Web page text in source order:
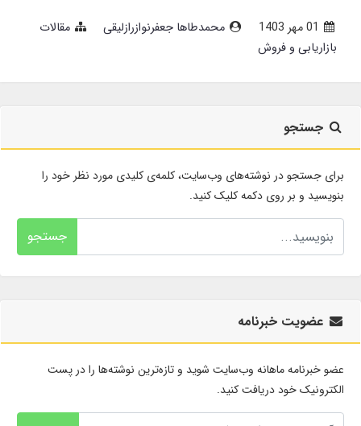
01 مهر 1403 محمدطاها جعفرنوازرازلیقی
مقالات
بازاریابی و فروش
جستجو
برای جستجو در نوشته‌های وب‌سایت، کلمه‌ی کلیدی مورد نظر خود را
بنویسید و بر روی دکمه کلیک کنید.
جستجو
عضویت خبرنامه
عضو خبرنامه ماهانه وب‌سایت شوید و تازه‌ترین نوشته‌ها را در پست
الکترونیک خود دریافت کنید.